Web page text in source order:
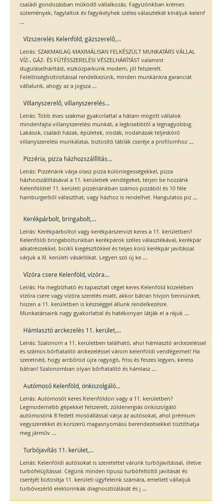
családi gondozásban működő vállalkozás. Fagyizónkban krémes
sütemények, fagylaltok és fagyikelyhek széles választékát kínáljuk kelenf
...
Vízszerelés Kelenföld, gázszerelő,...
Leírás: SZAKMAILAG MAXIMÁLISAN FELKÉSZÜLT MUNKATÁRS VÁLLAL
VÍZ-, GÁZ- ÉS FŰTÉSSZERELÉSI VÉSZELHÁRÍTÁST valamint
duguláselhárítást, eszközparkunk modern, jól felszerelt.
Felelősségbiztosítással rendelkezünk, minden munkánkra garanciát
vállalunk, ahogy az a jogsza ...
Villanyszerelő, villanyszerelés...
Leírás: Több éves szakmai gyakorlattal a hátam mögött vállalok
mindenfajta villanyszerelési munkát, a legkisebbtől a legnagyobbig.
Lakások, családi házak, épületek, irodák, irodaházak teljeskörű
villanyszerelési munkálatai, biztosító táblák cseréje a profilomhoz ...
Pizzéria, pizza házhozszálllítás...
Leírás: Pizzériánk várja olasz pizza különlegességekkel, pizza
házhozszállításával a 11. kerületiek vendégeket, térjen be hozzánk
Kelenföldre! 11. kerületi pizzériánkban számos pizzából és 10 féle
hamburgerből választhat, vagy házhoz is rendelhet. Hangulatos piz ...
Kerékpárbolt, bringabolt,...
Leírás: Kerékpárboltot vagy kerékpárszervizt keres a 11. kerületben?
Kelenföldi bringaboltunkban kerékpárok széles választékával, kerékpár
alkatrészekkel, bicikli kiegészítőkkel és teljes körű kerékpár javítással
várjuk a XI. kerületi vásárlókat. Legyen szó új ke ...
Vízóra csere Kelenföld, vízóra...
Leírás: Ha megbízható és tapasztalt céget keres Kelenföld közelében
vízóra csere vagy vízóra szerelés miatt, akkor bátran hívjon bennünket,
hiszen a 11. kerületben is készséggel állunk rendelkezésre.
Munkatársaink nagy gyakorlattal és hatékonyan látják el a rájuk ...
Hámlasztó arckezelés 11. kerület,...
Leírás: Szalonom a 11. kerületben található, ahol hámlasztó arckezeléssel
és számos bőrfiatalító arckezeléssel várom kelenföldi vendégeimet! Ha
szeretnéd, hogy arcbőröd újra ragyogó, friss és feszes legyen, keress
bátran! Szalonomban olyan bőrfiatalító és hámlasz ...
Autómosó Kelenföld, önkiszolgáló...
Leírás: Autómosót keres Kelenföldön vagy a 11. kerületben?
Legmodernebb gépekkel felszerelt, zöldenergiás önkiszolgáló
autómosónk 8 fedett mosóállással várja az autósokat, ahol prémium
vegyszerekkel és korszerű magasnyomású berendezésekkel tisztíthatja
meg járműv ...
Turbójavítás 11. kerület,...
Leírás: Kelenföldi autósokat is szeretettel várunk turbójavítással, illetve
turbófelújítással. Cégünk minden típusú turbófeltöltő javítását és
cseréjét biztosítja 11. kerületi ügyfeleink számára, emellett vállaljuk
turbóvezérlő elektorinkák diagnosztizálását és j ...